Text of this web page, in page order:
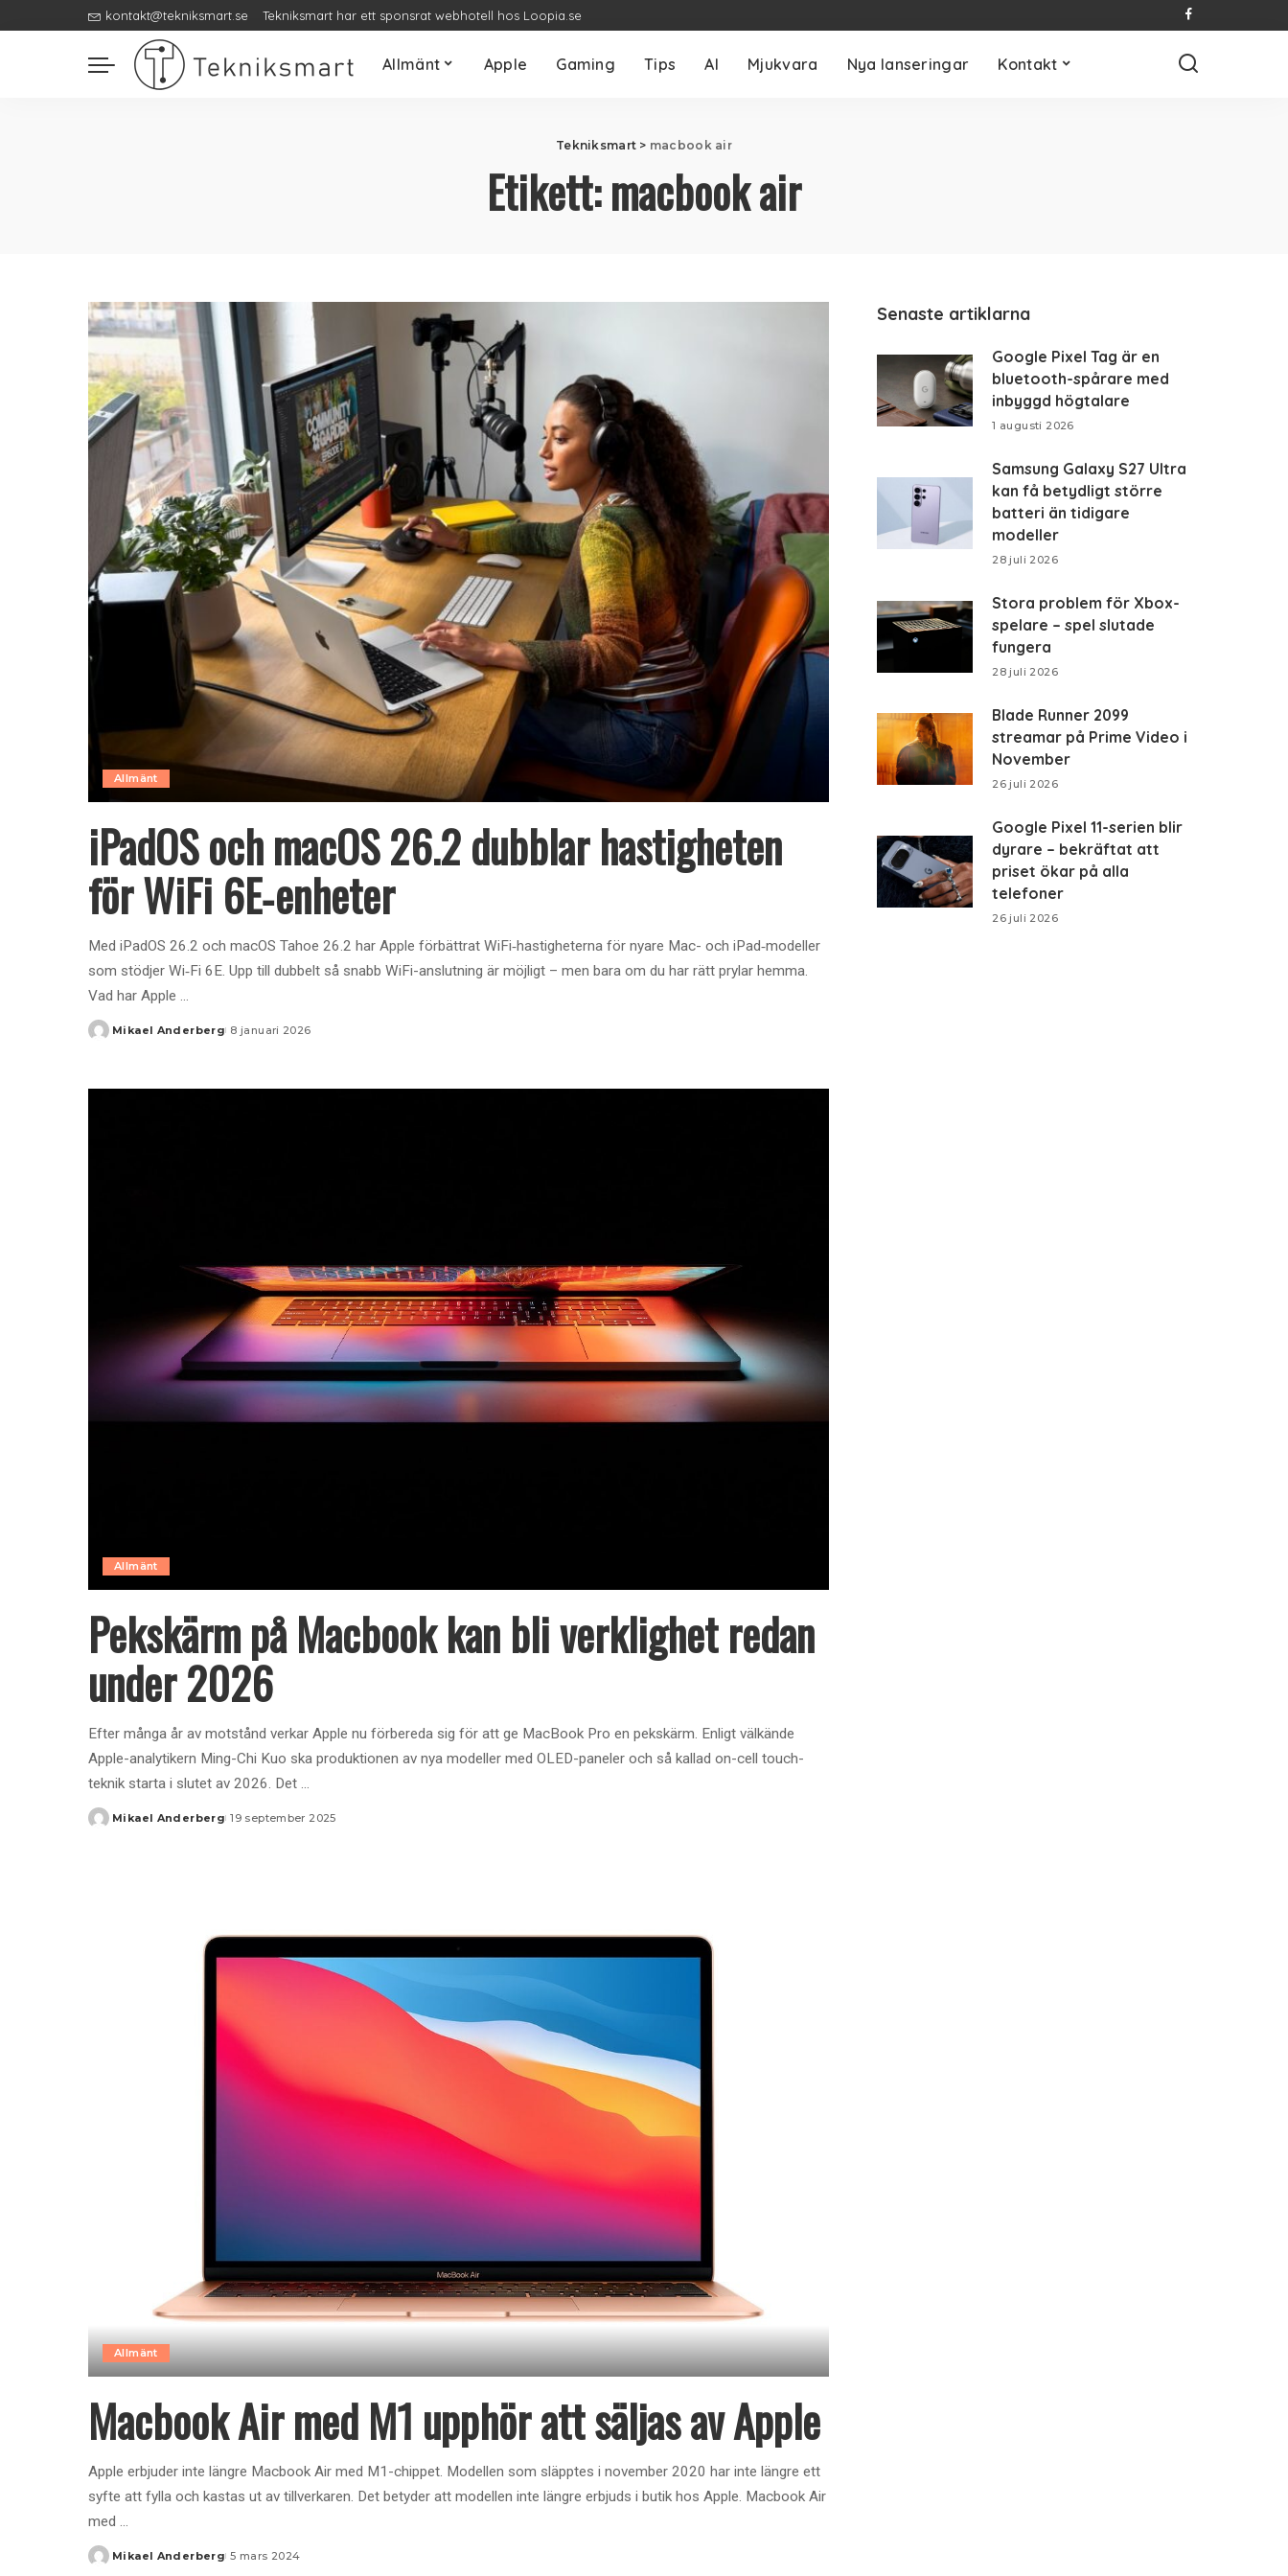
kontakt@tekniksmart.se Tekniksmart har ett sponsrat webhotell hos Loopia.se
Allmänt Apple Gaming Tips AI Mjukvara Nya lanseringar Kontakt
Tekniksmart > macbook air
Etikett:macbook air
Allmänt
iPadOS och macOS 26.2 dubblar hastigheten
för WiFi 6E‑enheter
Med iPadOS 26.2 och macOS Tahoe 26.2 har Apple förbättrat WiFi‑hastigheterna för nyare Mac- och iPad‑modeller
som stödjer Wi‑Fi 6E. Upp till dubbelt så snabb WiFi-anslutning är möjligt – men bara om du har rätt prylar hemma.
Vad har Apple ...
Posted
Mikael Anderberg 8 januari 2026
Allmänt
Pekskärm på Macbook kan bli verklighet redan
under 2026
Efter många år av motstånd verkar Apple nu förbereda sig för att ge MacBook Pro en pekskärm. Enligt välkände
Apple-analytikern Ming-Chi Kuo ska produktionen av nya modeller med OLED-paneler och så kallad on-cell touch-
teknik starta i slutet av 2026. Det ...
Posted
Mikael Anderberg 19 september 2025
Allmänt
Macbook Air med M1 upphör att säljas av Apple
Apple erbjuder inte längre Macbook Air med M1-chippet. Modellen som släpptes i november 2020 har inte längre ett
syfte att fylla och kastas ut av tillverkaren. Det betyder att modellen inte längre erbjuds i butik hos Apple. Macbook Air
med ...
Posted
Mikael Anderberg 5 mars 2024
Senaste artiklarna
Google Pixel Tag är en
bluetooth-spårare med
inbyggd högtalare
1 augusti 2026
Samsung Galaxy S27 Ultra
kan få betydligt större
batteri än tidigare
modeller
28 juli 2026
Stora problem för Xbox-
spelare – spel slutade
fungera
28 juli 2026
Blade Runner 2099
streamar på Prime Video i
November
26 juli 2026
Google Pixel 11-serien blir
dyrare – bekräftat att
priset ökar på alla
telefoner
26 juli 2026